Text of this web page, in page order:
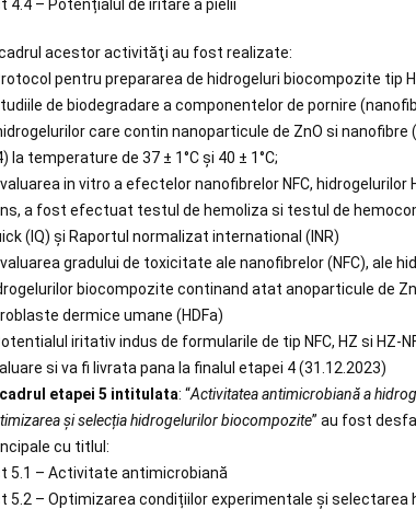
4.4 – Potențialul de iritare a pielii
cadrul acestor activităţi au fost realizate:
pentru prepararea de hidrogeluri biocompozite tip
de biodegradare a componentelor de pornire
care contin nanoparticule de ZnO si nanofibre
la temperature de 37 ± 1°C și 40 ± 1°C;
in vitro a efectelor nanofibrelor NFC,
a fost efectuat testul de hemoliza si testul de
(IQ) și Raportul normalizat international (INR)
gradului de toxicitate ale nanofibrelor (NFC), ale
biocompozite continand atat anoparticule de
dermice umane (HDFa)
iritativ indus de formularile de tip NFC, HZ si
si va fi livrata pana la finalul etapei 4 (31.12.2023)
cadrul etapei 5 intitulata: “Activitatea antimicrobiană a
și selecția hidrogelurilor biocompozite” au fost
cu titlul:
5.1 – Activitate antimicrobiană
5.2 – Optimizarea condițiilor experimentale și selectarea